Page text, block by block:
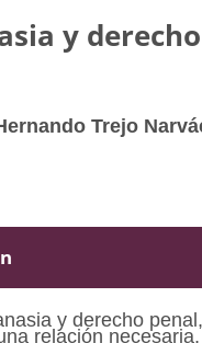
y
Trejo
y derecho
relación